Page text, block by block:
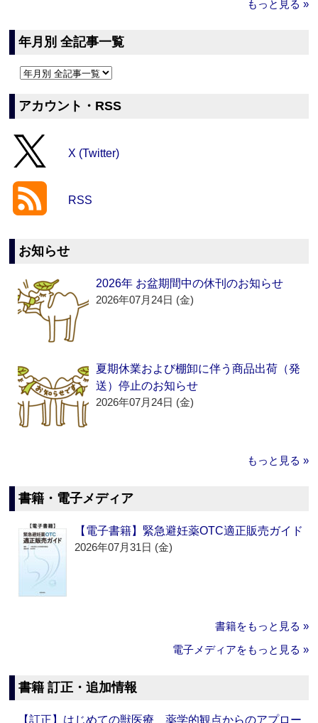
もっと見る »
年月別 全記事一覧
アカウント・RSS
X (Twitter)
RSS
お知らせ
2026年 お盆期間中の休刊のお知らせ
2026年07月24日 (金)
夏期休業および棚卸に伴う商品出荷（発
送）停止のお知らせ
2026年07月24日 (金)
もっと見る »
書籍・電子メディア
【電子書籍】緊急避妊薬OTC適正販売ガイド
2026年07月31日 (金)
書籍をもっと見る »
電子メディアをもっと見る »
書籍 訂正・追加情報
【訂正】はじめての獣医療 薬学的観点からのアプロー